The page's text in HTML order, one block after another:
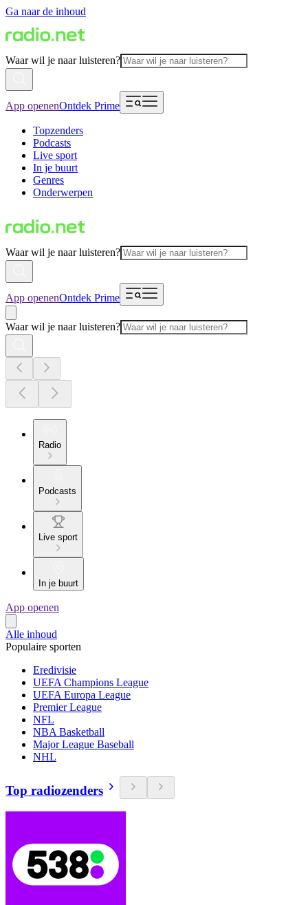
Ga naar de inhoud
Waar wil je naar luisteren?
App openenOntdek Prime
Topzenders
Podcasts
Live sport
In je buurt
Genres
Onderwerpen
Waar wil je naar luisteren?
App openenOntdek Prime
Waar wil je naar luisteren?
Radio
Podcasts
Live sport
In je buurt
App openen
Alle inhoud
Populaire sporten
Eredivisie
UEFA Champions League
UEFA Europa League
Premier League
NFL
NBA Basketball
Major League Baseball
NHL
Top radiozenders